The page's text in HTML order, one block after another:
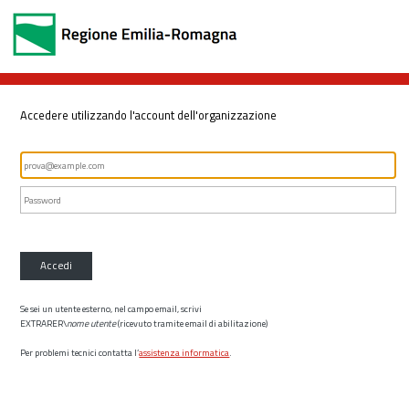
Accedere utilizzando l'account dell'organizzazione
Accedi
Se sei un utente esterno, nel campo email, scrivi
EXTRARER\nome utente(ricevuto tramite email di abilitazione)
Per problemi tecnici contatta l’assistenza informatica.